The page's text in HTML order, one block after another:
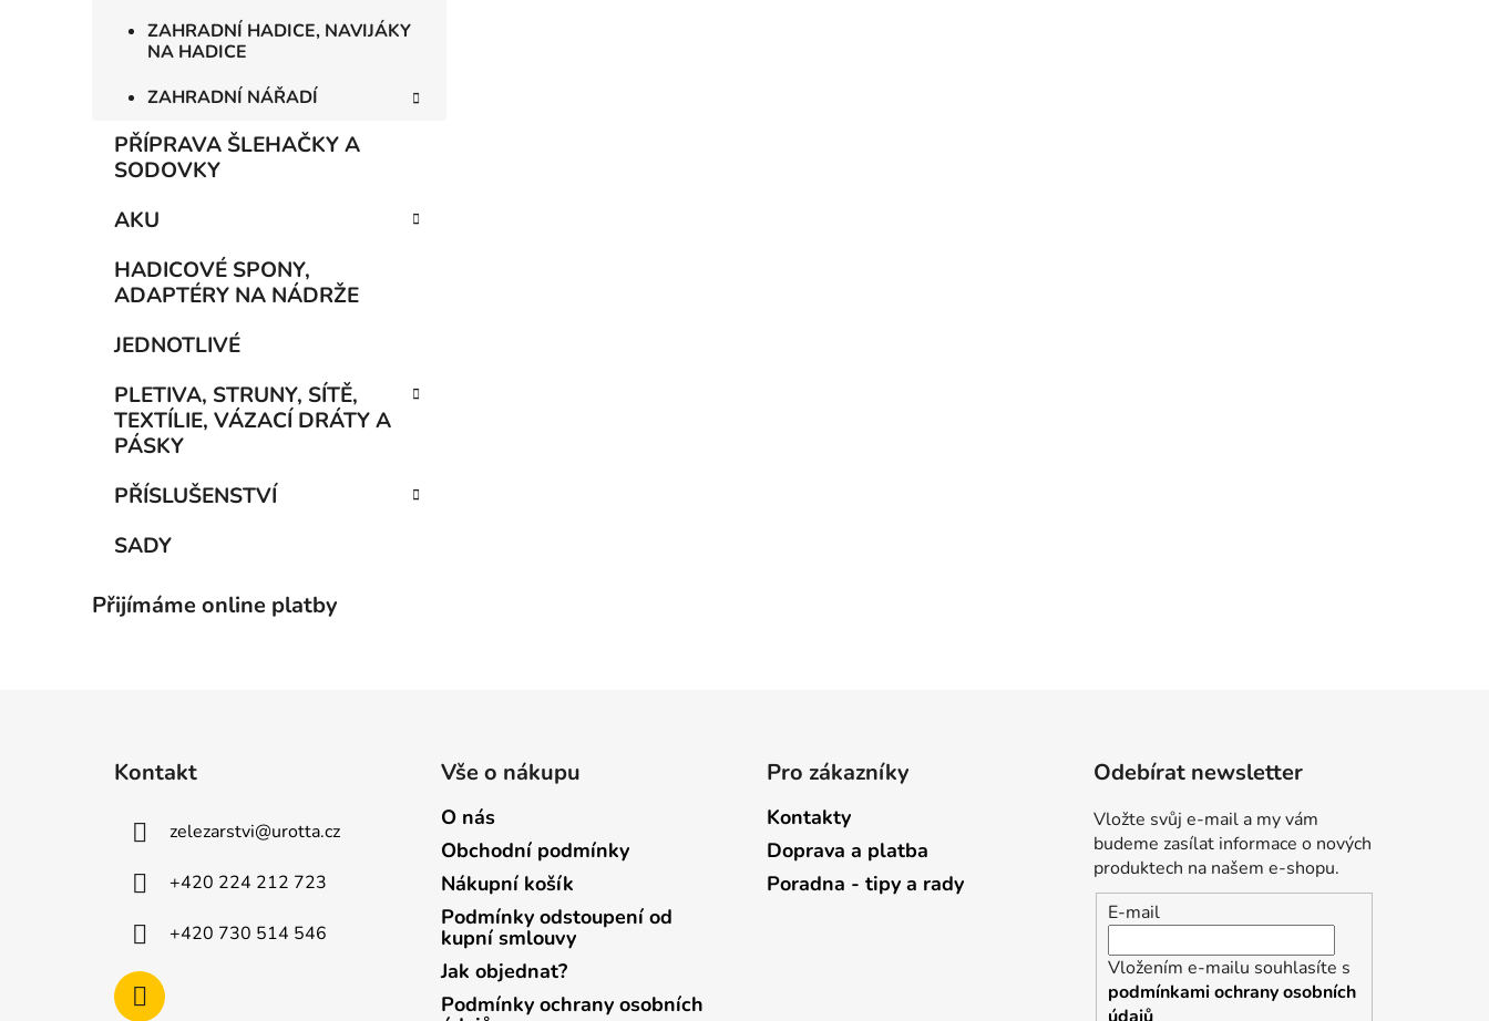
ZAHRADNÍ HADICE, NAVIJÁKY
NA HADICE
ZAHRADNÍ NÁŘADÍ
PŘÍPRAVA ŠLEHAČKY A
SODOVKY
AKU
HADICOVÉ SPONY,
ADAPTÉRY NA NÁDRŽE
JEDNOTLIVÉ
PLETIVA, STRUNY, SÍTĚ,
TEXTÍLIE, VÁZACÍ DRÁTY A
PÁSKY
PŘÍSLUŠENSTVÍ
SADY
Přijímáme online platby
Kontakt
zelezarstvi@urotta.cz
+420 224 212 723
+420 730 514 546
Vše o nákupu
O nás
Obchodní podmínky
Nákupní košík
Podmínky odstoupení od
kupní smlouvy
Jak objednat?
Podmínky ochrany osobních
Pro zákazníky
Kontakty
Doprava a platba
Poradna - tipy a rady
Odebírat newsletter
Vložte svůj e-mail a my vám
budeme zasílat informace o nových
produktech na našem e-shopu.
E-mail
Vložením e-mailu souhlasíte s
podmínkami ochrany osobních